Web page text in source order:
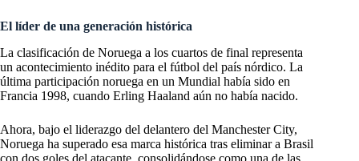
El líder de una generación histórica
La clasificación de Noruega a los cuartos de final representa
un acontecimiento inédito para el fútbol del país nórdico. La
última participación noruega en un Mundial había sido en
Francia 1998, cuando Erling Haaland aún no había nacido.
Ahora, bajo el liderazgo del delantero del Manchester City,
Noruega ha superado esa marca histórica tras eliminar a Brasil
con dos goles del atacante, consolidándose como una de las